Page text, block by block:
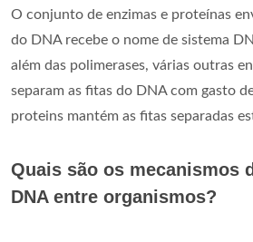
O conjunto de enzimas e proteínas
do DNA recebe o nome de sistema
além das polimerases, várias outras
separam as fitas do DNA com gasto
proteins mantém as fitas separadas
Quais são os mecanismos
DNA entre organismos?